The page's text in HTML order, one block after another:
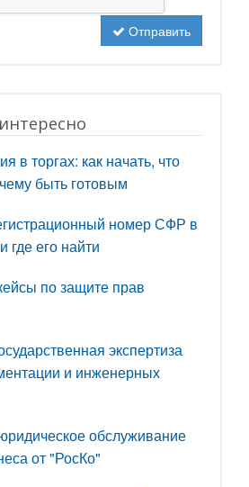
Отправить
в торгах: как начать, что
быть готовым
номер СФР в
где его найти
по защите прав
экспертиза
и инженерных
обслуживание
от "РосКо"